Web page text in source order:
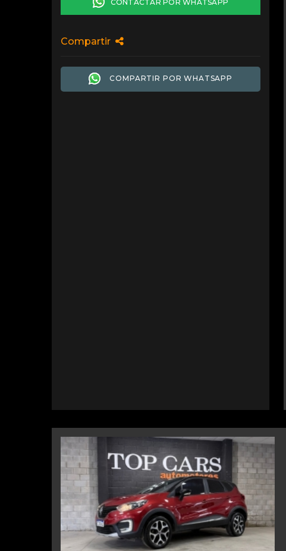
CONTACTAR POR WHATSAPP
Compartir
COMPARTIR POR WHATSAPP